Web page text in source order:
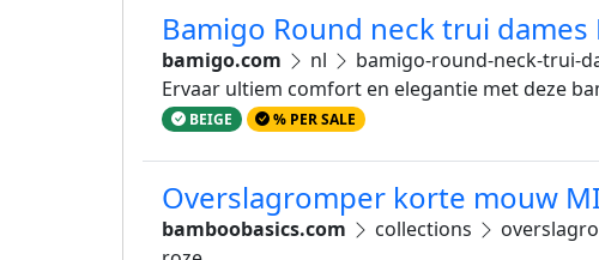
Bamigo Round neck trui dames
bamigo.com nl
bamigo-round-neck-trui-
Ervaar ultiem comfort en elegantie met deze
BEIGE % PER SALE
Overslagromper korte mouw
bamboobasics.com collections